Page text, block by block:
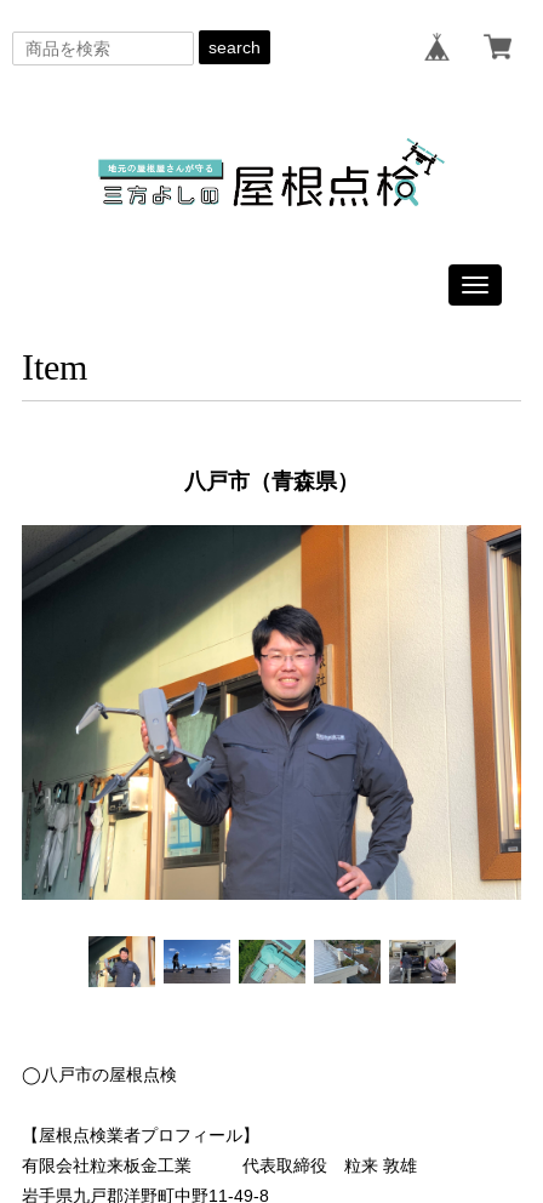
search
Toggle
Item
八戸市（青森県）
◯八戸市の屋根点検
【屋根点検業者プロフィール】
有限会社粒来板金工業 代表取締役 粒来 敦雄
岩手県九戸郡洋野町中野11-49-8